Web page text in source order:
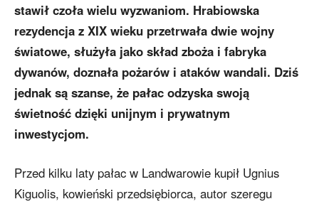
stawił czoła wielu wyzwaniom. Hrabiowska
rezydencja z XIX wieku przetrwała dwie wojny
światowe, służyła jako skład zboża i fabryka
dywanów, doznała pożarów i ataków wandali. Dziś
jednak są szanse, że pałac odzyska swoją
świetność dzięki unijnym i prywatnym
inwestycjom.
Przed kilku laty pałac w Landwarowie kupił Ugnius
Kiguolis, kowieński przedsiębiorca, autor szeregu